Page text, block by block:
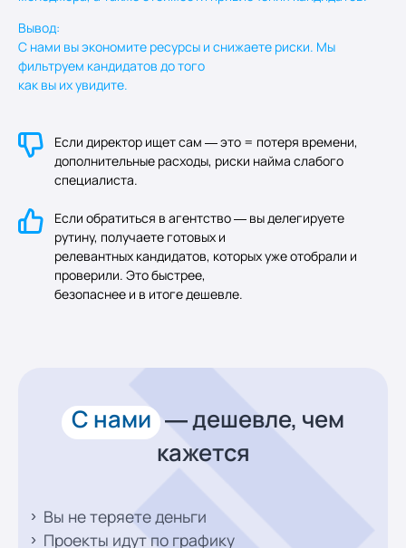
Вывод:
С нами вы экономите ресурсы и снижаете риски. Мы
фильтруем кандидатов до того
как вы их увидите.
Если директор ищет сам — это = потеря времени,
дополнительные расходы, риски найма слабого
специалиста.
Если обратиться в агентство — вы делегируете
рутину, получаете готовых и
релевантных кандидатов, которых уже отобрали и
проверили. Это быстрее,
безопаснее и в итоге дешевле.
С нами — дешевле, чем
кажется
Вы не теряете деньги
Проекты идут по графику